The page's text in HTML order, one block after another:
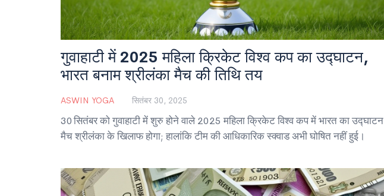
गुवाहाटी में 2025 महिला क्रिकेट विश्व कप का उद्घाटन,
भारत बनाम श्रीलंका मैच की तिथि तय
ASWIN YOGA सितंबर 30, 2025
30 सितंबर को गुवाहाटी में शुरु होने वाले 2025 महिला क्रिकेट विश्व कप में भारत का उद्घाटन
मैच श्रीलंका के खिलाफ होगा; हालांकि टीम की आधिकारिक स्क्वाड अभी घोषित नहीं हुई।